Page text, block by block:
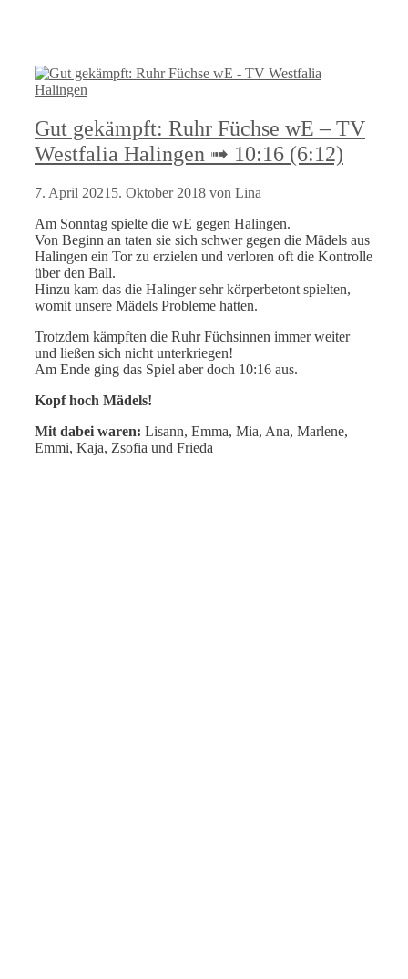
Gut gekämpft: Ruhr Füchse wE – TV
Westfalia Halingen ➟ 10:16 (6:12)
7. April 2021 5. Oktober 2018 von Lina
Am Sonntag spielte die wE gegen Halingen.
Von Beginn an taten sie sich schwer gegen die Mädels aus
Halingen ein Tor zu erzielen und verloren oft die Kontrolle
über den Ball.
Hinzu kam das die Halinger sehr körperbetont spielten,
womit unsere Mädels Probleme hatten.
Trotzdem kämpften die Ruhr Füchsinnen immer weiter
und ließen sich nicht unterkriegen!
Am Ende ging das Spiel aber doch 10:16 aus.
Kopf hoch Mädels!
Mit dabei waren: Lisann, Emma, Mia, Ana, Marlene,
Emmi, Kaja, Zsofia und Frieda